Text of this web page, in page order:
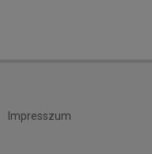
Impresszum